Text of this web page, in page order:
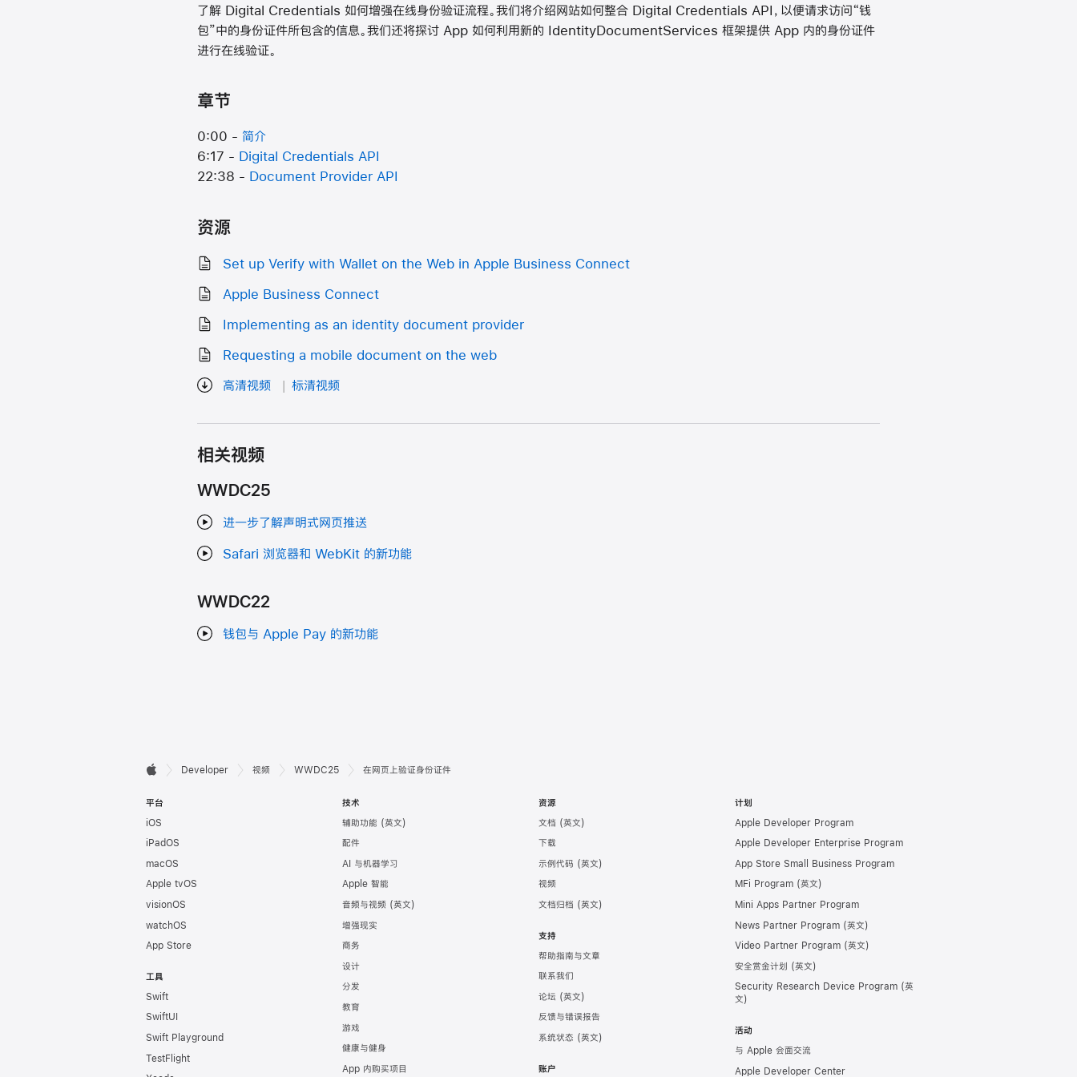
了解 Digital Credentials 如何增强在线身份验证流程。我们将介绍网站如何整合 Digital Credentials API，以便请求访问“钱
包”中的身份证件所包含的信息。我们还将探讨 App 如何利用新的 IdentityDocumentServices 框架提供 App 内的身份证件
进行在线验证。
章节
0:00 - 简介
6:17 - Digital Credentials API
22:38 - Document Provider API
资源
Set up Verify with Wallet on the Web in Apple Business Connect
Apple Business Connect
Implementing as an identity document provider
Requesting a mobile document on the web
高清视频 标清视频
相关视频
WWDC25
进一步了解声明式网页推送
Safari 浏览器和 WebKit 的新功能
WWDC22
钱包与 Apple Pay 的新功能
开
发
者
页
脚

Developer 视频 WWDC25 在网页上验证身份证件
平台
iOS
iPadOS
macOS
Apple tvOS
visionOS
watchOS
App Store
工具
Swift
SwiftUI
Swift Playground
TestFlight
技术
辅助功能
配件
AI 与机器学习
Apple 智能
音频与视频
增强现实
商务
设计
分发
教育
游戏
健康与健身
App 内购买项目
资源
文档
下载
示例代码
视频
文档归档
支持
帮助指南与文章
联系我们
论坛
反馈与错误报告
系统状态
账户
计划
Apple Developer Program
Apple Developer Enterprise Program
App Store Small Business Program
MFi Program
Mini Apps Partner Program
News Partner Program
Video Partner Program
安全赏金计划
Security Research Device Program
活动
与 Apple 会面交流
Apple Developer Center